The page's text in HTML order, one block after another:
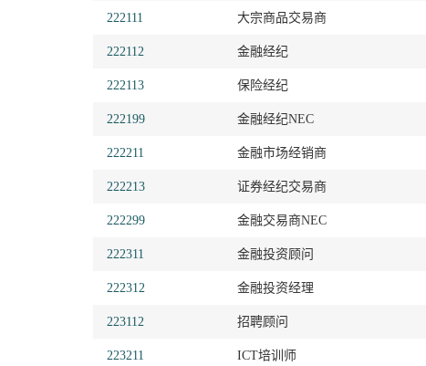
222111 大宗商品交易商
222112 金融经纪
222113 保险经纪
222199 金融经纪NEC
222211 金融市场经销商
222213 证券经纪交易商
222299 金融交易商NEC
222311 金融投资顾问
222312 金融投资经理
223112 招聘顾问
223211 ICT培训师